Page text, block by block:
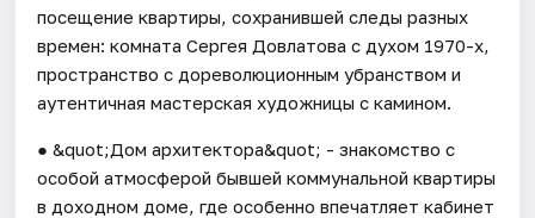
посещение квартиры, сохранившей следы разных
времен: комната Сергея Довлатова с духом 1970-х,
пространство с дореволюционным убранством и
аутентичная мастерская художницы с камином.
● &quot;Дом архитектора&quot; - знакомство с
особой атмосферой бывшей коммунальной квартиры
в доходном доме, где особенно впечатляет кабинет